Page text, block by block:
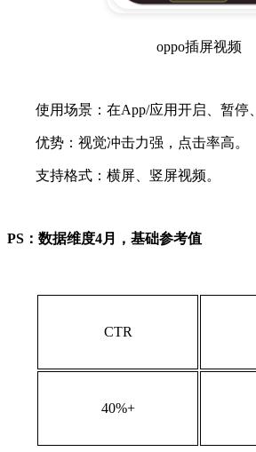
oppo插屏视频
使用场景：在App/应用开启、暂停
优势：视觉冲击力强，点击率高。
支持格式：横屏、竖屏视频。
PS：数据维度4月，基础参考值
CTR
40%+